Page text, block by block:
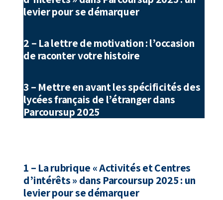
levier pour se démarquer
2 – La lettre de motivation : l’occasion
de raconter votre histoire
3 – Mettre en avant les spécificités des
lycées français de l’étranger dans
Parcoursup 2025
1 – La rubrique « Activités et Centres
d’intérêts » dans Parcoursup 2025 : un
levier pour se démarquer